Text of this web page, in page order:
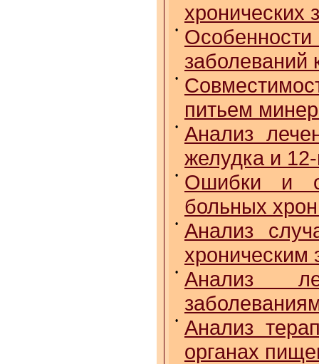
хронических
•
заболеваний
•
питьем
•
Анализ
желудка и
•
Ошибки и
больных
•
Анализ
хроническим
•
Анализ
•
Анализ
органах